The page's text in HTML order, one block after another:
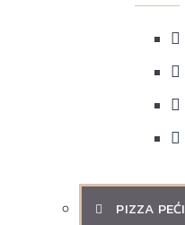
PIZZA PEĆI